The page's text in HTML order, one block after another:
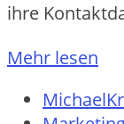
ihre
Mehr lesen